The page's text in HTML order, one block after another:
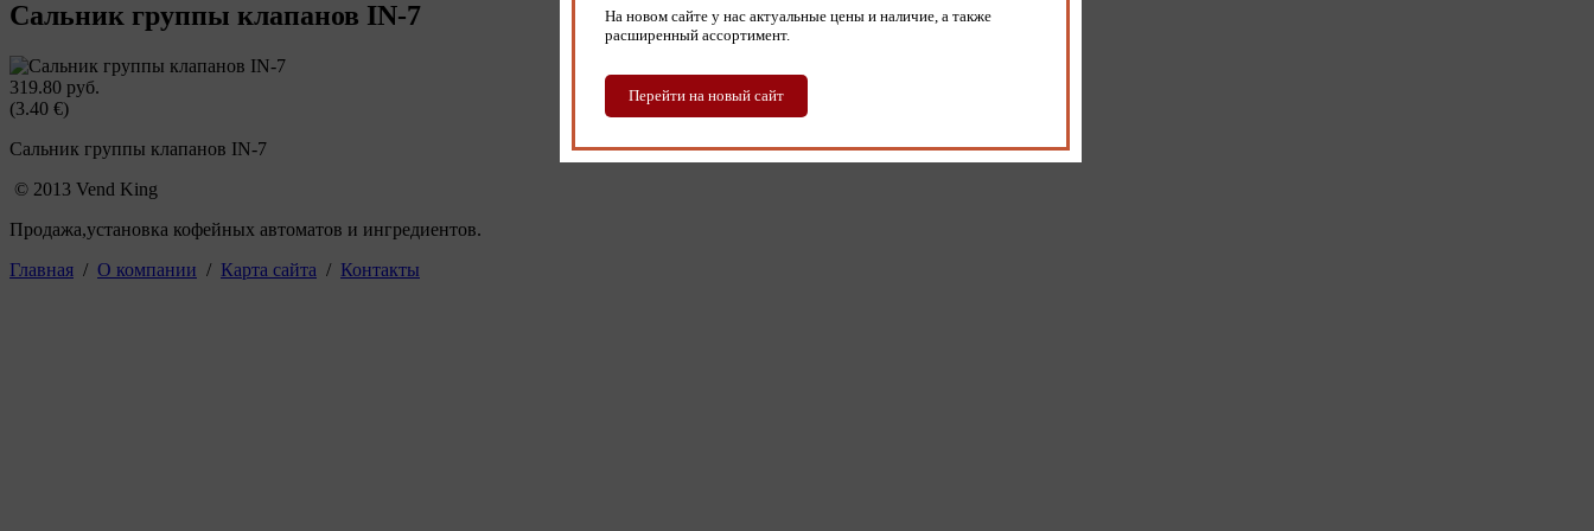
Сальник группы клапанов IN-7
319.80 руб.
(3.40 €)
Сальник группы клапанов IN-7
© 2013 Vend King
Продажа,установка кофейных автоматов и ингредиентов.
Главная / О компании / Карта сайта / Контакты
На новом сайте у нас актуальные цены и наличие, а также
расширенный ассортимент.
Перейти на новый сайт